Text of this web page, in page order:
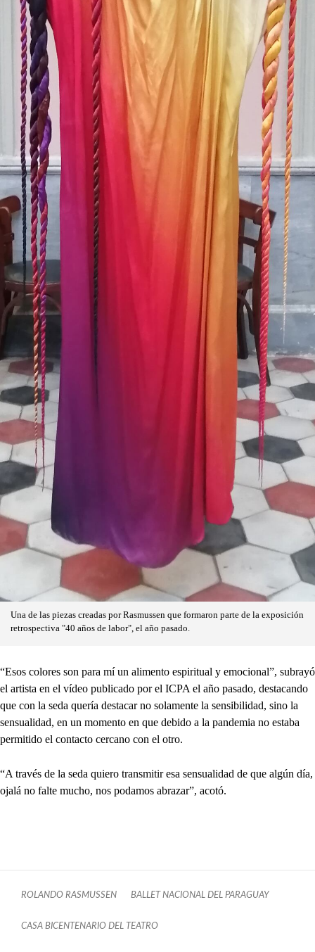
Una de las piezas creadas por Rasmussen que formaron parte de la exposición
retrospectiva "40 años de labor", el año pasado.
“Esos colores son para mí un alimento espiritual y emocional”, subrayó
el artista en el vídeo publicado por el ICPA el año pasado, destacando
que con la seda quería destacar no solamente la sensibilidad, sino la
sensualidad, en un momento en que debido a la pandemia no estaba
permitido el contacto cercano con el otro.
“A través de la seda quiero transmitir esa sensualidad de que algún día,
ojalá no falte mucho, nos podamos abrazar”, acotó.
ROLANDO RASMUSSEN BALLET NACIONAL DEL PARAGUAY
CASA BICENTENARIO DEL TEATRO